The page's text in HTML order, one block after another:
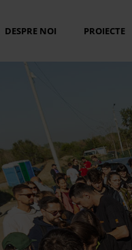
DESPRE NOI PROIECTE